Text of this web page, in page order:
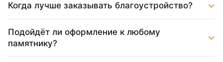
Когда лучше заказывать благоустройство?
Подойдёт ли оформление к любому
памятнику?